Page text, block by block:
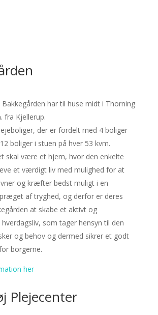
har til huse midt i Thorning
fra Kjellerup.
der er fordelt med 4 boliger
boliger i stuen på hver 53 kvm.
skal være et hjem, hvor den enkelte
et værdigt liv med mulighed for at
og kræfter bedst muligt i en
af tryghed, og derfor er deres
at skabe et aktivt og
som tager hensyn til den
og behov og dermed sikrer et godt
borgerne.
her
Plejecenter